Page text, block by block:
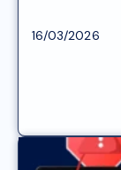
16/03/2026